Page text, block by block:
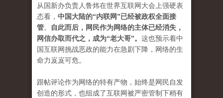
从国新办负责人鲁炜在世界互联网大会上强硬表
态看， 中国大陆的“内联网”已经被政权全面接
管。
自此而后，网民作为网络的主体已经消失，
网信办取而代之，成为“老大哥”。 这也预示着中
国互联网挑战恶政的能力在急剧下降，网络的生
命力岌岌可危。
跟帖评论作为网络的特有产物，始终是网民自发
创造的形式，也组成了互联网被严密管制下稍有